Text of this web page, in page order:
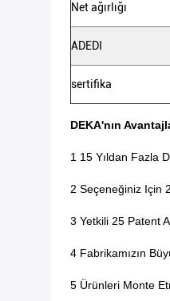
Net ağırlığı
ADEDI
sertifika
DEKA'nın
1 15 Yıldan Fazla
2 Seçeneğiniz Için
3 Yetkili 25 Patent
4 Fabrikamızın
5 Ürünleri Monte